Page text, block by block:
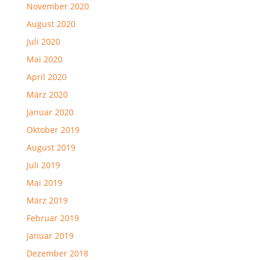
November 2020
August 2020
Juli 2020
Mai 2020
April 2020
März 2020
Januar 2020
Oktober 2019
August 2019
Juli 2019
Mai 2019
März 2019
Februar 2019
Januar 2019
Dezember 2018